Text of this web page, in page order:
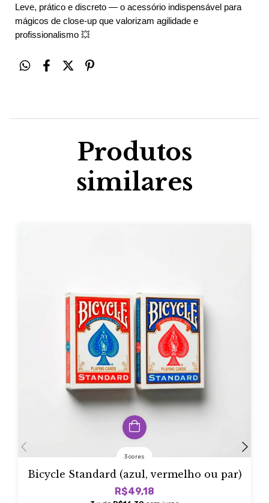
Leve, prático e discreto — o acessório indispensável para
mágicos de close-up que valorizam agilidade e
profissionalismo 💥
Produtos
similares
3 cores
Bicycle Standard (azul, vermelho ou par)
R$49,18